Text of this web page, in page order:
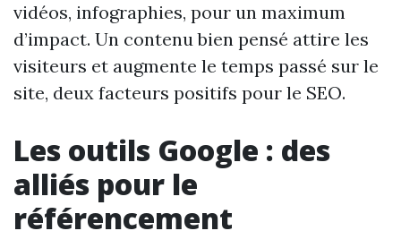
vidéos, infographies, pour un maximum
d’impact. Un contenu bien pensé attire les
visiteurs et augmente le temps passé sur le
site, deux facteurs positifs pour le SEO.
Les outils Google : des
alliés pour le
référencement